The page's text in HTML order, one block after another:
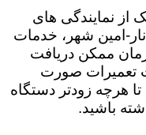
از نمایندگی های
امین شهر، خدمات
ممکن دریافت
تعمیرات صورت
هرچه زودتر دستگاه
باشید.